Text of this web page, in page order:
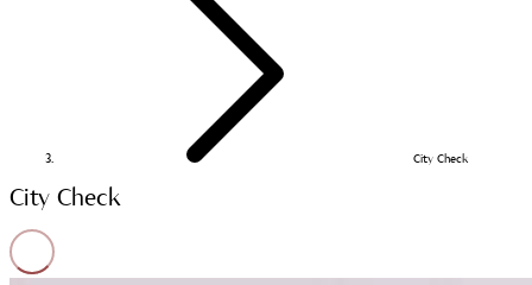
City Check
City Check